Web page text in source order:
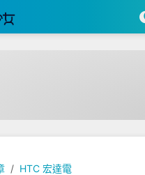
HTC 宏達電
發表中階旗艦系列Desire